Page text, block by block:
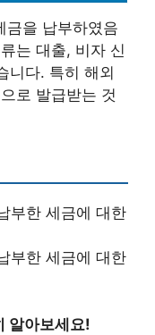
금을 납부하였음
는 대출, 비자 신
니다. 특히 해외
로 발급받는 것
부한 세금에 대한
부한 세금에 대한
알아보세요!